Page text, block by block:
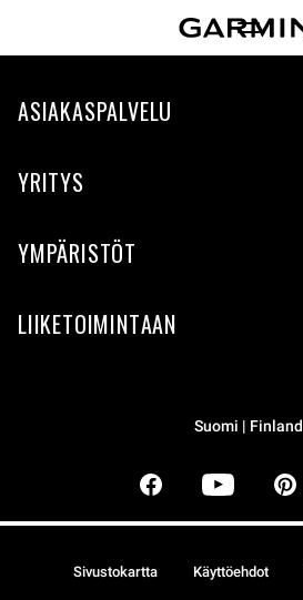
ASIAKASPALVELU
YRITYS
YMPÄRISTÖT
LIIKETOIMINTAAN
Suomi | Finland
Sivustokartta Käyttöehdot